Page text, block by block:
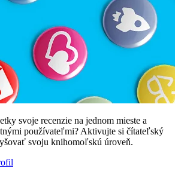
svoje recenzie na jednom mieste a
používateľmi? Aktivujte si čítateľský
svoju knihomoľskú úroveň.